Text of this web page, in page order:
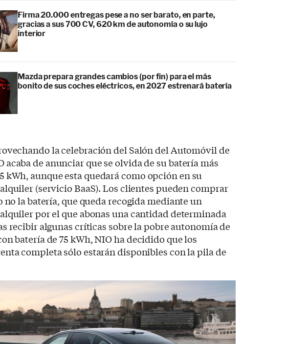
Firma 20.000 entregas pese a no ser barato, en parte,
gracias a sus 700 CV, 620 km de autonomía o su lujo
interior
Mazda prepara grandes cambios (por fin) para el más
bonito de sus coches eléctricos, en 2027 estrenará batería
la celebración del Salón del Automóvil de
acaba de anunciar que se olvida de su batería más
kWh, aunque esta quedará como opción en su
(servicio BaaS). Los clientes pueden comprar
no la batería, que queda recogida mediante un
por el que abonas una cantidad determinada
recibir algunas críticas sobre la pobre autonomía de
batería de 75 kWh, NIO ha decidido que los
completa sólo estarán disponibles con la pila de